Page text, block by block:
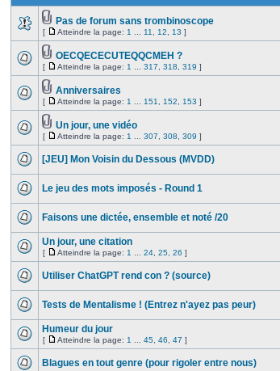
Pas de forum sans trombinoscope
[ Atteindre la page: 1 11 12 13 ]
OECQECECUTEQQCMEH ?
[ Atteindre la page: 1 317 318 319 ]
Anniversaires
[ Atteindre la page: 1 151 152 153 ]
Un jour, une vidéo
[ Atteindre la page: 1 307 308 309 ]
[JEU] Mon Voisin du Dessous (MVDD)
Le jeu des mots imposés - Round 1
Faisons une dictée, ensemble et noté /20
Un jour, une citation
[ Atteindre la page: 1 24, 25, 26 ]
Utiliser ChatGPT rend con ? (source)
Tests de Mentalisme ! (Entrez n'ayez pas peur)
Humeur du jour
[ Atteindre la page: 1 45, 46 47 ]
Blagues en tout genre (pour rigoler entre nous)